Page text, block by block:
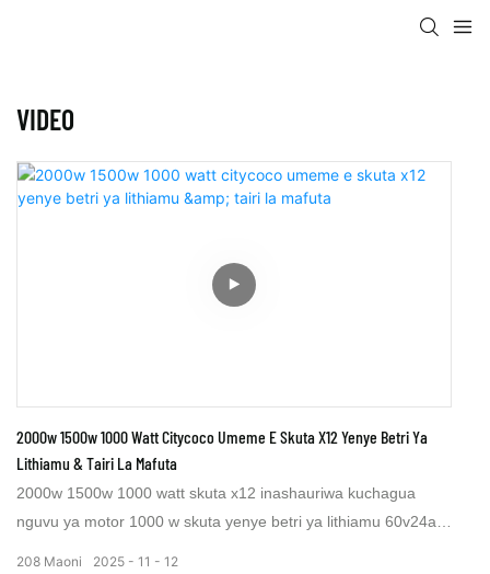
VIDEO
2000w 1500w 1000 Watt Citycoco Umeme E Skuta X12 Yenye Betri Ya
Lithiamu & Tairi La Mafuta
2000w 1500w 1000 watt skuta x12 inashauriwa kuchagua
nguvu ya motor 1000 w skuta yenye betri ya lithiamu 60v24ah
2025 11 12
208 Maoni